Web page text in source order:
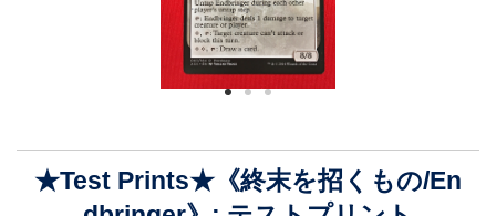
★Test Prints★《終末を招くもの/En